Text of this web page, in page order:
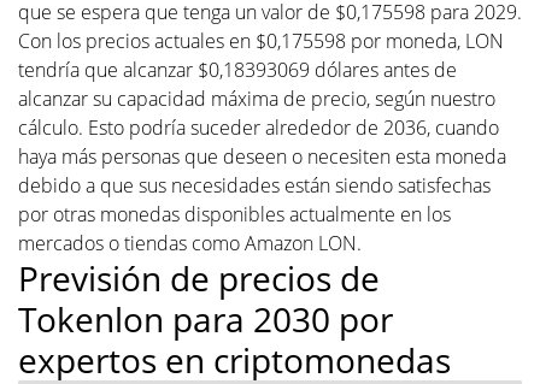
que se espera que tenga un valor de $0,175598 para 2029.
Con los precios actuales en $0,175598 por moneda, LON
tendría que alcanzar $0,18393069 dólares antes de
alcanzar su capacidad máxima de precio, según nuestro
cálculo. Esto podría suceder alrededor de 2036, cuando
haya más personas que deseen o necesiten esta moneda
debido a que sus necesidades están siendo satisfechas
por otras monedas disponibles actualmente en los
mercados o tiendas como Amazon LON.
Previsión de precios de
Tokenlon para 2030 por
expertos en criptomonedas